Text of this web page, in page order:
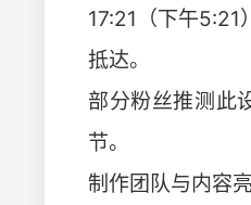
17:21（下午5:21
抵达。
部分粉丝推测此
节。
制作团队与内容